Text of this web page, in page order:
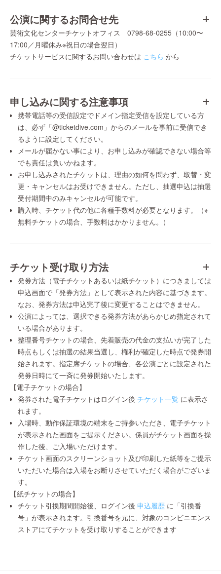
公演に関するお問合せ先
芸術文化センターチケットオフィス 0798-68-0255（10:00〜
17:00／月曜休み※祝日の場合翌日）
チケットサービスに関するお問い合わせは こちら から
申し込みに関する注意事項
携帯電話等の受信設定でドメイン指定受信を設定している方
は、必ず「@ticketdive.com」からのメールを事前に受信でき
るように設定してください。
メールが届かない事により、お申し込みが確認できない場合等
でも責任は負いかねます。
お申し込みされたチケットは、理由の如何を問わず、取替・変
更・キャンセルはお受けできません。ただし、抽選申込は抽選
受付期間中のみキャンセルが可能です。
購入時、チケット代の他に各種手数料が必要となります。（※
無料チケットの場合、手数料はかかりません。）
チケット受け取り方法
発券方法（電子チケットあるいは紙チケット）につきましては
申込画面で「発券方法」として表示された内容に基づきます。
なお、発券方法は申込完了後に変更することはできません。
公演によっては、選択できる発券方法があらかじめ指定されて
いる場合があります。
整理番号チケットの場合、先着販売の代金の支払いが完了した
時点もしくは抽選の結果当選し、権利が確定した時点で発券開
始されます。指定席チケットの場合、各公演ごとに設定された
発券日時にて一斉に発券開始いたします。
【電子チケットの場合】
発券された電子チケットはログイン後 チケット一覧 に表示さ
れます。
入場時、動作保証環境の端末をご持参いただき、電子チケット
が表示された画面をご提示ください。係員がチケット画面を操
作した後、ご入場いただけます。
チケット画面のスクリーンショット及び印刷した紙等をご提示
いただいた場合は入場をお断りさせていただく場合がございま
す。
【紙チケットの場合】
チケット引換期間開始後、ログイン後 申込履歴 に「引換番
号」が表示されます。引換番号を元に、対象のコンビニエンス
ストアにてチケットを受け取りすることができます